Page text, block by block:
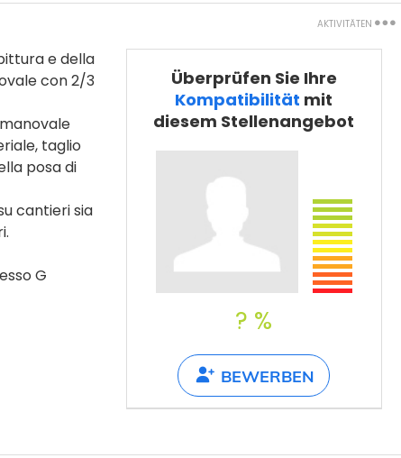
AKTIVITÄTEN
Ausdrucken
Teilen
Überprüfen Sie Ihre
Kompatibilität mit
diesem Stellenangebot
? %
BEWERBEN
e della
con 2/3
taglio
posa di
cantieri sia
G